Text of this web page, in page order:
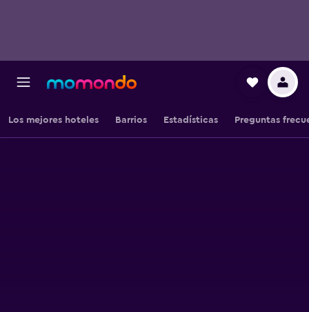
Los mejores hoteles Barrios Estadísticas Preguntas